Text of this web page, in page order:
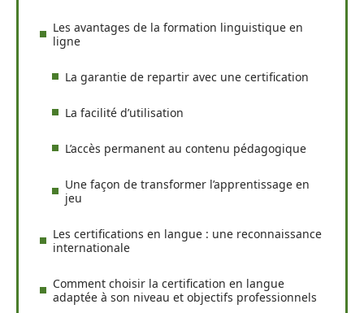
Les avantages de la formation linguistique en
ligne
La garantie de repartir avec une certification
La facilité d’utilisation
L’accès permanent au contenu pédagogique
Une façon de transformer l’apprentissage en
jeu
Les certifications en langue : une reconnaissance
internationale
Comment choisir la certification en langue
adaptée à son niveau et objectifs professionnels